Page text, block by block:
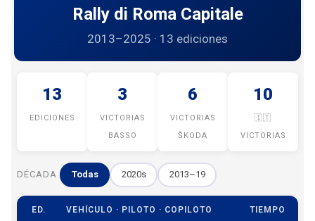
Rally di Roma Capitale
2013–2025 · 13 ediciones
13
EDICIONES
3
VICTORIAS
BASSO
6
VICTORIAS
ŠKODA
10
🇮🇹
VICTORIAS
DÉCADA Todas 2020s 2013–19
ED. VEHÍCULO · PILOTO · COPILOTO TIEMPO